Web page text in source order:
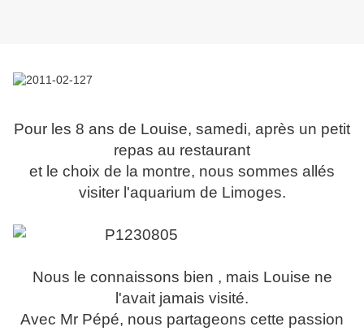
Pour les 8 ans de Louise, samedi, après un petit
repas au restaurant
et le choix de la montre, nous sommes allés
visiter l'aquarium de Limoges.
Nous le connaissons bien , mais Louise ne
l'avait jamais visité.
Avec Mr Pépé, nous partageons cette passion